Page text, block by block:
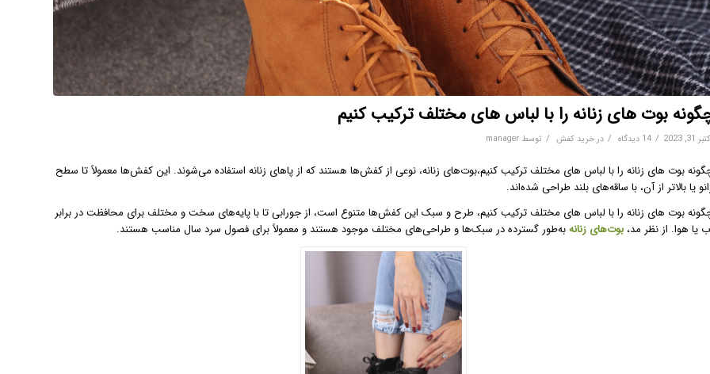
بوت های زنانه را با لباس های مختلف ترکیب کنیم
31, 2023
/ 14 دیدگاه / در خرید کفش / توسط manager
بوت های زنانه را با لباس های مختلف ترکیب کنیم،بوت‌های زنانه، نوعی از کفش‌ها هستند که از پاهای زنانه استفاده می‌شوند. این کفش‌ها معمولاً تا سطح
یا بالاتر از آن، با ساقه‌های بلند طراحی شده‌اند.
بوت های زنانه را با لباس های مختلف ترکیب کنیم، طرح و سبک این کفش‌ها متنوع است، از جورابی تا با پایه‌های سخت و مختلف برای محافظت در برابر
یا هوا. از نظر مد، بوت‌های زنانهبه‌طور گسترده در سبک‌ها و طراحی‌های مختلف موجود هستند و معمولاً برای فصول سرد سال مناسب هستند.